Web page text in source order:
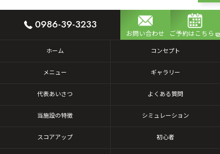
0986-39-3233
お問い合わせ ご予約はこちら
ホーム コンセプト
メニュー ギャラリー
代表あいさつ よくある質問
当施設の特徴 シミュレーション
スコアアップ 初心者